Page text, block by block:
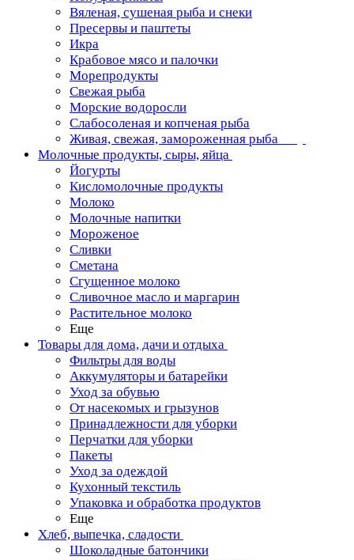
Вяленая, сушеная рыба и снеки
Пресервы и паштеты
Икра
Крабовое мясо и палочки
Морепродукты
Свежая рыба
Морские водоросли
Слабосоленая и копченая рыба
Живая, свежая, замороженная рыба
Молочные продукты, сыры, яйца
Йогурты
Кисломолочные продукты
Молоко
Молочные напитки
Мороженое
Сливки
Сметана
Сгущенное молоко
Сливочное масло и маргарин
Растительное молоко
Еще
Товары для дома, дачи и отдыха
Фильтры для воды
Аккумуляторы и батарейки
Уход за обувью
От насекомых и грызунов
Принадлежности для уборки
Перчатки для уборки
Пакеты
Уход за одеждой
Кухонный текстиль
Упаковка и обработка продуктов
Еще
Хлеб, выпечка, сладости
Шоколадные батончики